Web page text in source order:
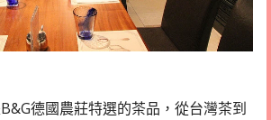
德國農莊特選的茶品，從台灣茶到